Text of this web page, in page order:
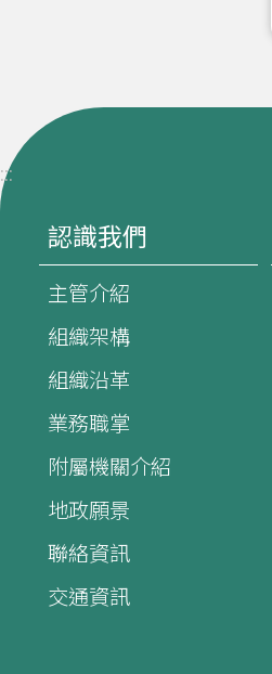
:::
認識我們
主管介紹
組織架構
組織沿革
業務職掌
附屬機關介紹
地政願景
聯絡資訊
交通資訊